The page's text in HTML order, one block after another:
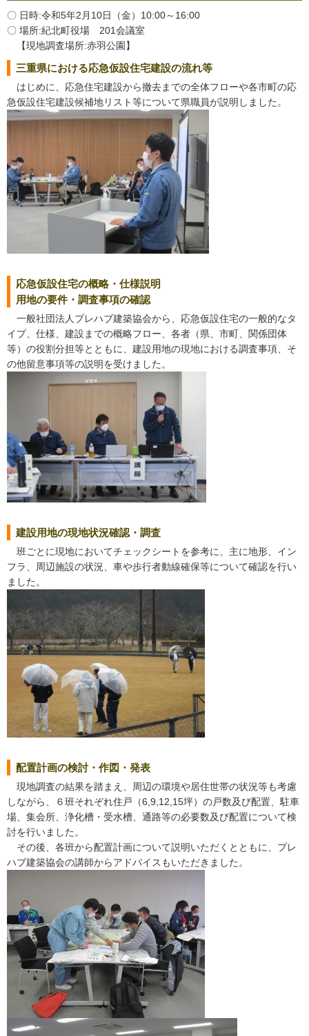
〇 日時:令和5年2月10日（金）10:00～16:00
〇 場所:紀北町役場 201会議室
【現地調査場所:赤羽公園】
三重県における応急仮設住宅建設の流れ等
はじめに、応急住宅建設から撤去までの全体フローや各市町の応
急仮設住宅建設候補地リスト等について県職員が説明しました。
応急仮設住宅の概略・仕様説明
用地の要件・調査事項の確認
一般社団法人プレハブ建築協会から、応急仮設住宅の一般的なタ
イプ、仕様、建設までの概略フロー、各者（県、市町、関係団体
等）の役割分担等とともに、建設用地の現地における調査事項、そ
の他留意事項等の説明を受けました。
建設用地の現地状況確認・調査
班ごとに現地においてチェックシートを参考に、主に地形、イン
フラ、周辺施設の状況、車や歩行者動線確保等について確認を行い
ました。
配置計画の検討・作図・発表
現地調査の結果を踏まえ、周辺の環境や居住世帯の状況等も考慮
しながら、６班それぞれ住戸（6,9,12,15坪）の戸数及び配置、駐車
場、集会所、浄化槽・受水槽、通路等の必要数及び配置について検
討を行いました。
その後、各班から配置計画について説明いただくとともに、プレ
ハブ建築協会の講師からアドバイスもいただきました。